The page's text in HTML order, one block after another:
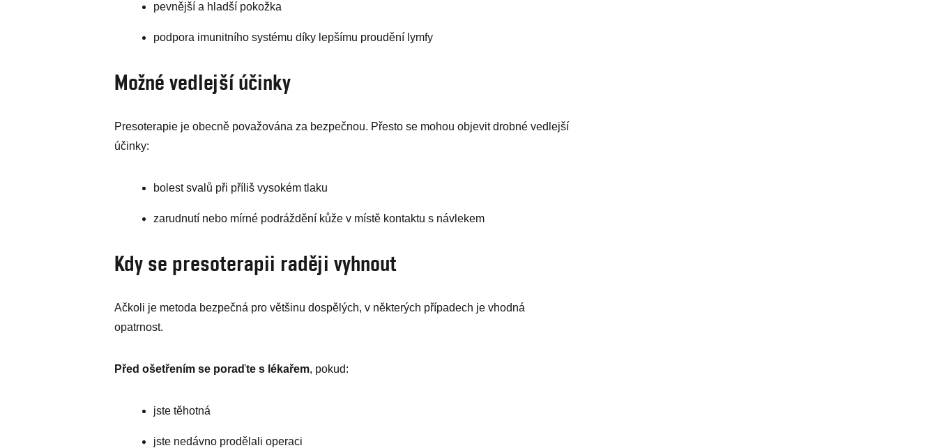
pevnější a hladší pokožka
podpora imunitního systému díky lepšímu proudění lymfy
Možné vedlejší účinky
Presoterapie je obecně považována za bezpečnou. Přesto se mohou objevit drobné vedlejší
účinky:
bolest svalů při příliš vysokém tlaku
zarudnutí nebo mírné podráždění kůže v místě kontaktu s návlekem
Kdy se presoterapii raději vyhnout
Ačkoli je metoda bezpečná pro většinu dospělých, v některých případech je vhodná
opatrnost.
Před ošetřením se poraďte s lékařem, pokud:
jste těhotná
jste nedávno prodělali operaci